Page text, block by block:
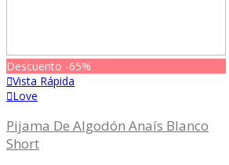
Descuento -65%
Vista Rápida
Love
Pijama De Algodón Anaís Blanco
Short